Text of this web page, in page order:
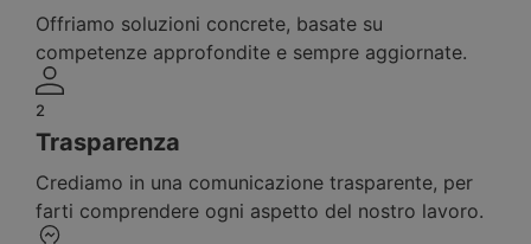
Offriamo soluzioni concrete, basate su
competenze approfondite e sempre aggiornate.
2
Trasparenza
Crediamo in una comunicazione trasparente, per
farti comprendere ogni aspetto del nostro lavoro.